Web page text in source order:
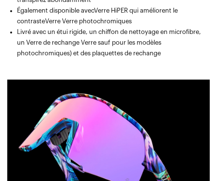
Également disponible avecVerre HiPER qui améliorent le
contrasteVerre Verre photochromiques
Livré avec un étui rigide, un chiffon de nettoyage en microfibre,
un Verre de rechange Verre sauf pour les modèles
photochromiques) et des plaquettes de rechange